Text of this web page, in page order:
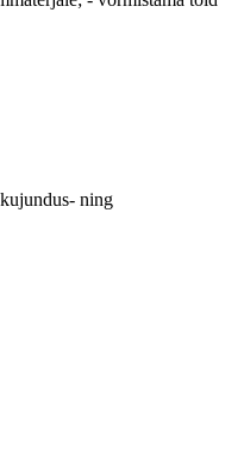
ning